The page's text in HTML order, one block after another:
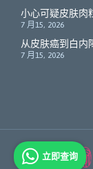
小心可疑皮肤肉
7 月15, 2026
从皮肤癌到白内
7 月15, 2026
Member of
立即查询